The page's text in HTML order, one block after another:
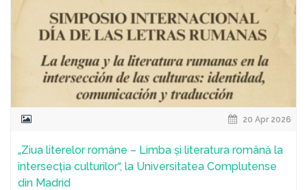
20 Apr 2026
„Ziua literelor române – Limba și literatura română la
intersecția culturilor“, la Universitatea Complutense
din Madrid